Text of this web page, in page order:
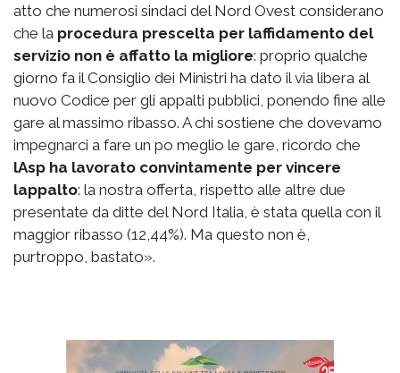
atto che numerosi sindaci del Nord Ovest considerano
che la procedura prescelta per laffidamento del
servizio non è affatto la migliore: proprio qualche
giorno fa il Consiglio dei Ministri ha dato il via libera al
nuovo Codice per gli appalti pubblici, ponendo fine alle
gare al massimo ribasso. A chi sostiene che dovevamo
impegnarci a fare un po meglio le gare, ricordo che
lAsp ha lavorato convintamente per vincere
lappalto: la nostra offerta, rispetto alle altre due
presentate da ditte del Nord Italia, è stata quella con il
maggior ribasso (12,44%). Ma questo non è,
purtroppo, bastato».